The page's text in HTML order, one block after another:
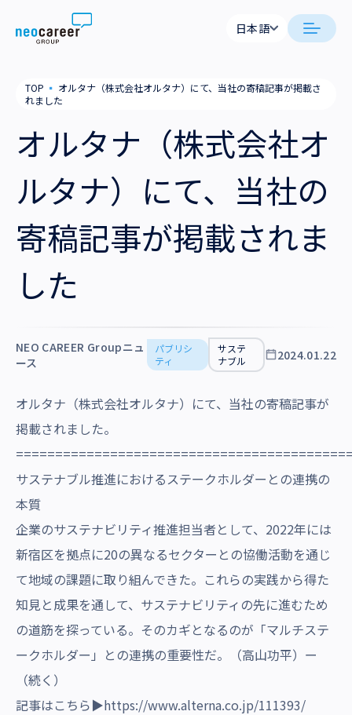
Skip to content
neocareer について
私たちの考え方
就労支援
業務支援
役員一覧
拠点一覧
沿革・受賞歴
サステナビリティ
採用情報
日本語
TOP ▪ オルタナ（株式会社オルタナ）にて、当社の寄稿記事が掲載さ
れました
オルタナ（株式会社オ
ルタナ）にて、当社の
寄稿記事が掲載されま
した
NEO CAREER Groupニュ
ース
パブリシ
ティ
サステ
ナブル
2024.01.22
オルタナ（株式会社オルタナ）にて、当社の寄稿記事が
掲載されました。
サステナブル推進におけるステークホルダーとの連携の
本質
企業のサステナビリティ推進担当者として、2022年には
新宿区を拠点に20の異なるセクターとの協働活動を通じ
て地域の課題に取り組んできた。これらの実践から得た
知見と成果を通して、サステナビリティの先に進むため
の道筋を探っている。そのカギとなるのが「マルチステ
ークホルダー」との連携の重要性だ。（高山功平）ー
（続く）
記事はこちら▶https://www.alterna.co.jp/111393/